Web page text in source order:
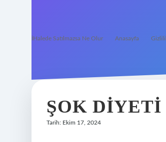
İHalede Satılmazsa Ne Olur Anasayfa
ŞOK DIYETI
Tarih: Ekim 17, 2024